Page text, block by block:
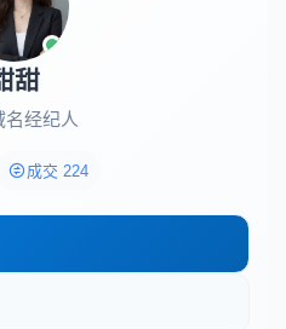
甜
名经纪人
成交 224